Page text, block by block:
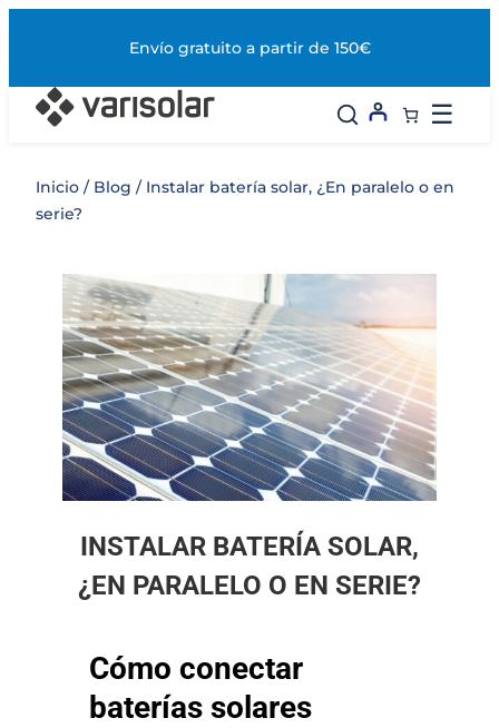
Envío gratuito a partir de 150€
☰
Inicio / Blog / Instalar batería solar, ¿En paralelo o en
serie?
INSTALAR BATERÍA SOLAR,
¿EN PARALELO O EN SERIE?
Cómo conectar
baterías solares